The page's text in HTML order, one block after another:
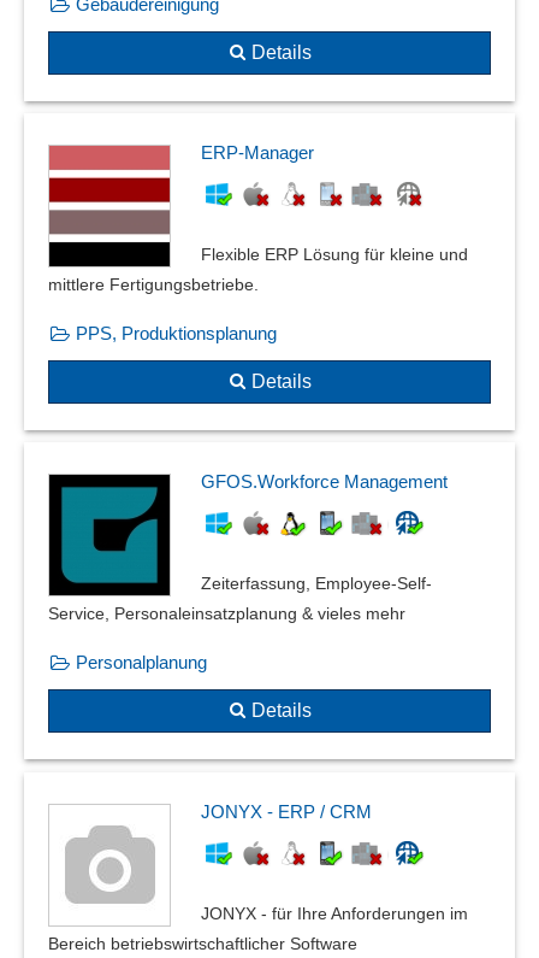
Gebäudereinigung
Details
ERP-Manager
Flexible ERP Lösung für kleine und
mittlere Fertigungsbetriebe.
PPS, Produktionsplanung
Details
GFOS.Workforce Management
Zeiterfassung, Employee-Self-
Service, Personaleinsatzplanung & vieles mehr
Personalplanung
Details
JONYX - ERP / CRM
JONYX - für Ihre Anforderungen im
Bereich betriebswirtschaftlicher Software